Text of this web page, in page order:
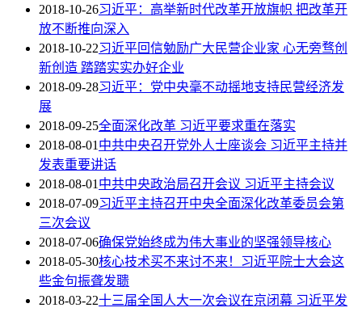
2018-10-26习近平：高举新时代改革开放旗帜 把改革开
放不断推向深入
2018-10-22习近平回信勉励广大民营企业家 心无旁骛创
新创造 踏踏实实办好企业
2018-09-28习近平：党中央毫不动摇地支持民营经济发
展
2018-09-25全面深化改革 习近平要求重在落实
2018-08-01中共中央召开党外人士座谈会 习近平主持并
发表重要讲话
2018-08-01中共中央政治局召开会议 习近平主持会议
2018-07-09习近平主持召开中央全面深化改革委员会第
三次会议
2018-07-06确保党始终成为伟大事业的坚强领导核心
2018-05-30核心技术买不来讨不来！习近平院士大会这
些金句振聋发聩
2018-03-22十三届全国人大一次会议在京闭幕 习近平发